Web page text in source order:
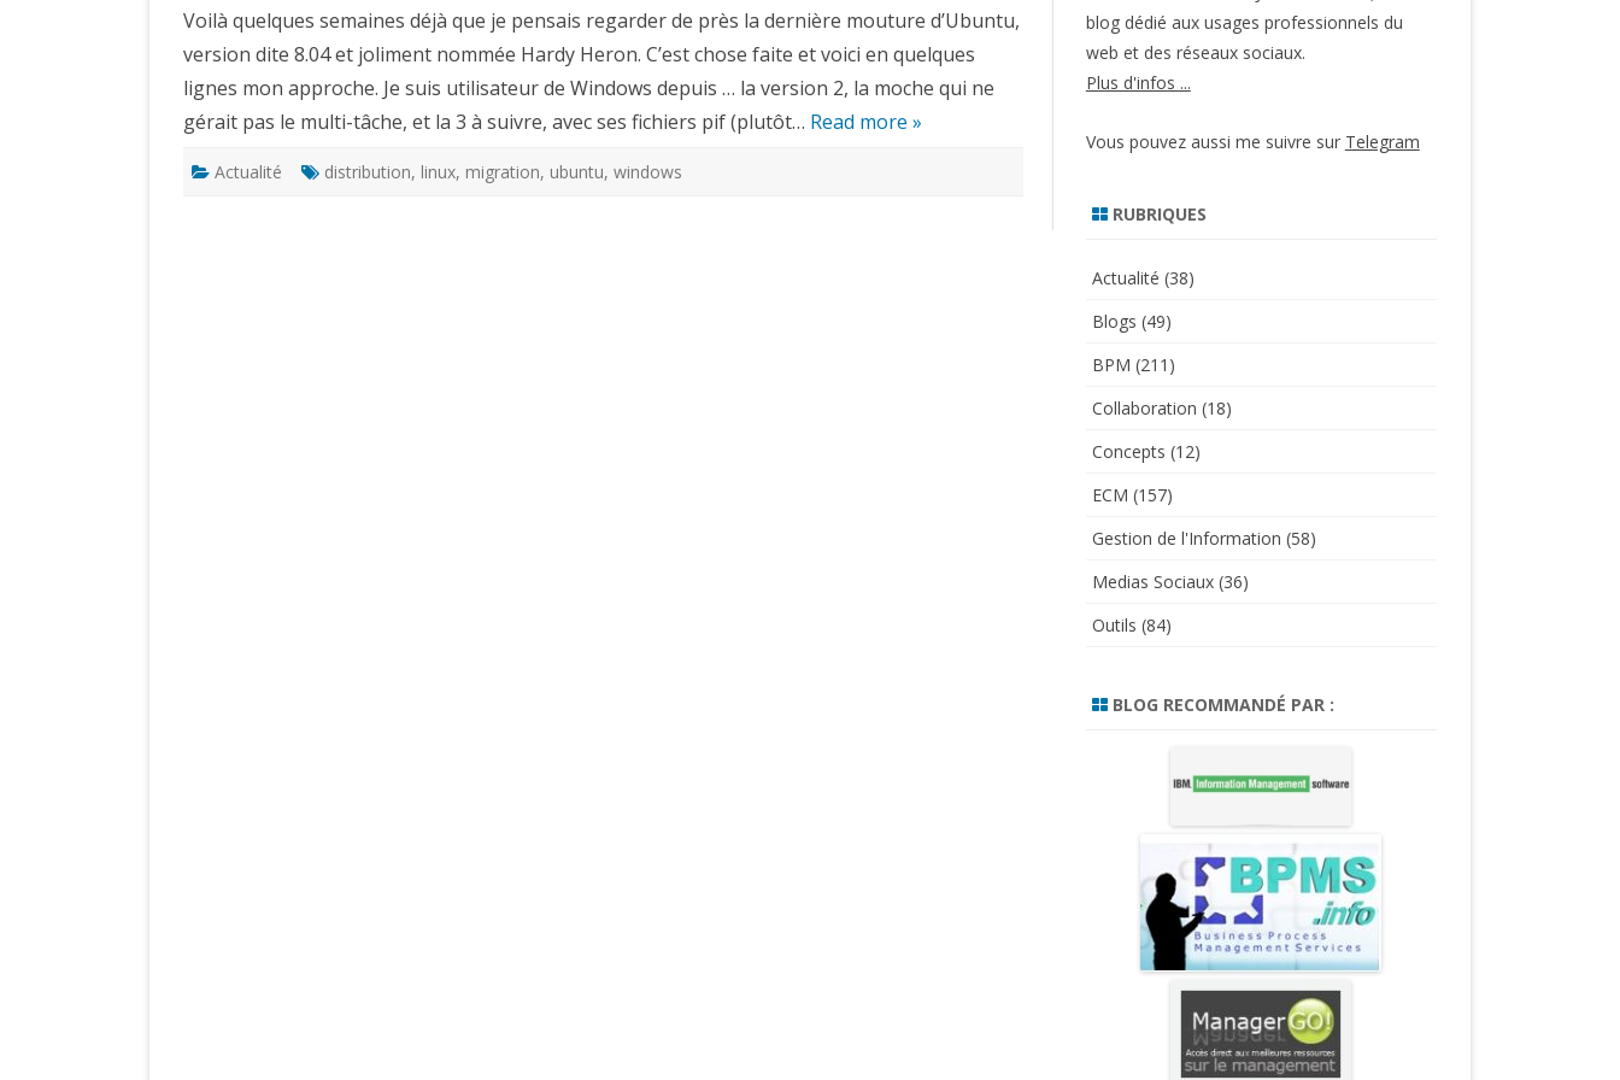
vers
Ubuntu
?
Moi
oui
…
Voilà quelques semaines déjà que je pensais regarder de près la dernière mouture d’Ubuntu,
version dite 8.04 et joliment nommée Hardy Heron. C’est chose faite et voici en quelques
lignes mon approche. Je suis utilisateur de Windows depuis … la version 2, la moche qui ne
gérait pas le multi-tâche, et la 3 à suivre, avec ses fichiers pif (plutôt… Read more »
Actualité distribution, linux, migration, ubuntu, windows
blog dédié aux usages professionnels du
web et des réseaux sociaux.
Plus d'infos ...
Vous pouvez aussi me suivre sur Telegram
RUBRIQUES
Actualité (38)
Blogs (49)
BPM (211)
Collaboration (18)
Concepts (12)
ECM (157)
Gestion de l'Information (58)
Medias Sociaux(36)
Outils (84)
BLOG RECOMMANDÉ PAR :